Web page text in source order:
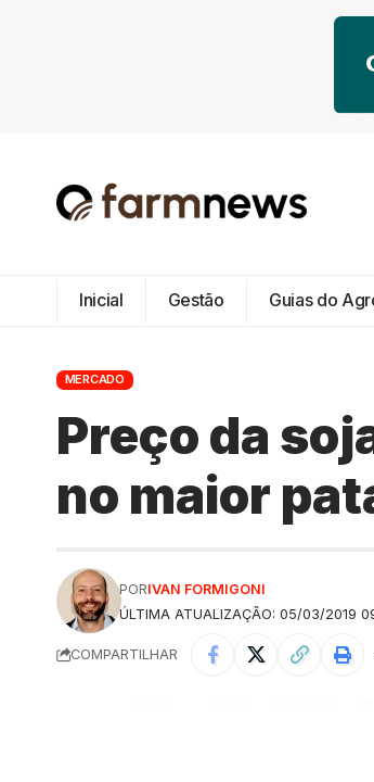
Inicial Gestão Guias do
MERCADO
Preço da
no maior
ÚLTIMA ATUALIZAÇÃO: 05/03/2019
PORIVAN FORMIGONI
COMPARTILHAR